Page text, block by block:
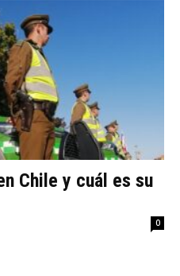
Chile y cuál es su
0